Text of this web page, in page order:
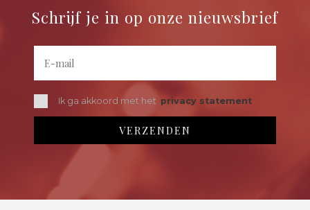
Schrijf je in op onze nieuwsbrief
Ik ga akkoord met het privacy statement